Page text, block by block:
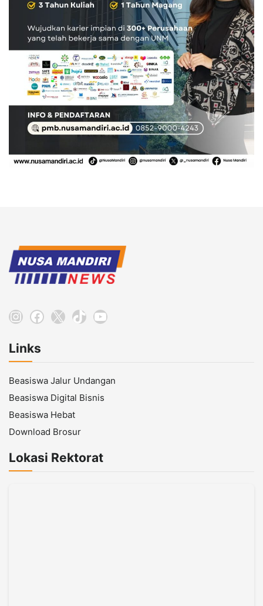
Instagram
Facebook
X TikTokYouTube
Links
Beasiswa Jalur Undangan
Beasiswa Digital Bisnis
Beasiswa Hebat
Download Brosur
Lokasi Rektorat